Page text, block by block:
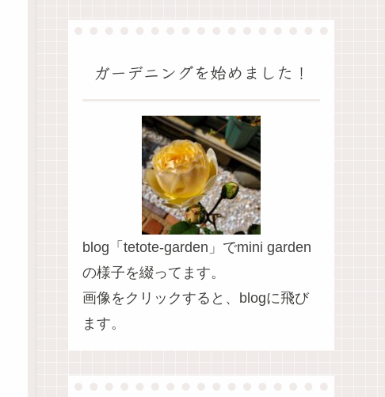
ガーデニングを始めました！
blog「tetote-garden」でmini garden
の様子を綴ってます。
画像をクリックすると、blogに飛び
ます。